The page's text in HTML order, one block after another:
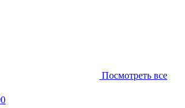
Посмотреть все